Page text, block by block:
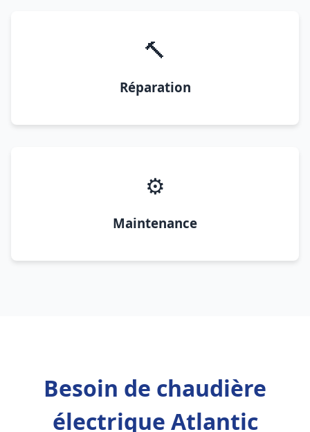
🔨
Réparation
⚙️
Maintenance
Besoin de chaudière
électrique Atlantic